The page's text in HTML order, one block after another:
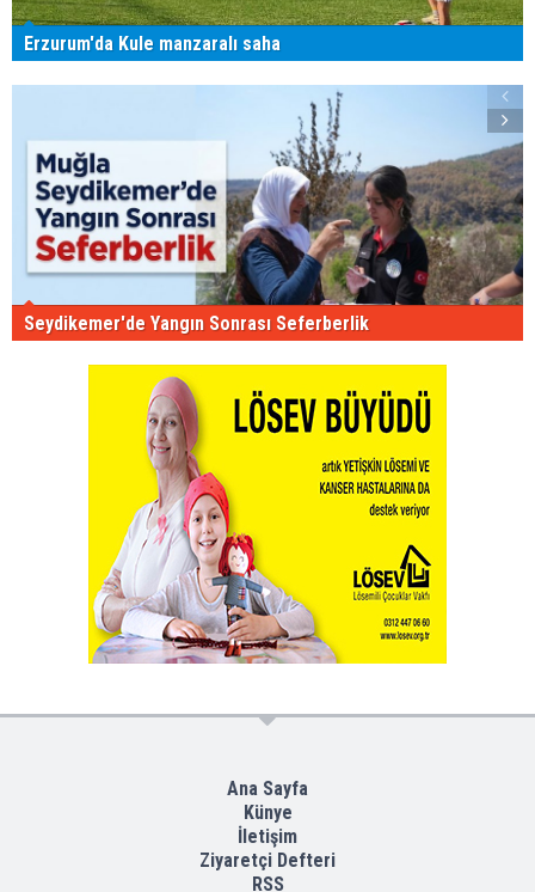
Erzurum'da Kule manzaralı saha
Seydikemer'de Yangın Sonrası Seferberlik
Ana Sayfa
Künye
İletişim
Ziyaretçi Defteri
RSS